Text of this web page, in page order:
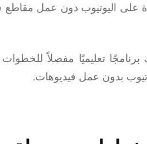
على اليوتيوب دون عمل مقاطع
تعليميًا مفصلاً للخطوات
بدون عمل فيديوهات.